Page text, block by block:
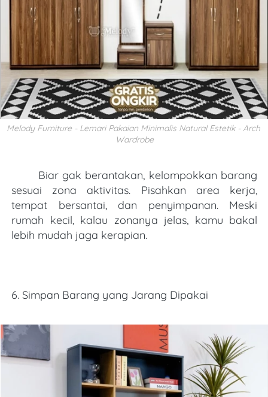
Melody Furniture - Lemari Pakaian Minimalis Natural Estetik - Arch
Wardrobe
Biar gak berantakan, kelompokkan barang
sesuai zona aktivitas. Pisahkan area kerja,
tempat bersantai, dan penyimpanan. Meski
rumah kecil, kalau zonanya jelas, kamu bakal
lebih mudah jaga kerapian.
6. Simpan Barang yang Jarang Dipakai